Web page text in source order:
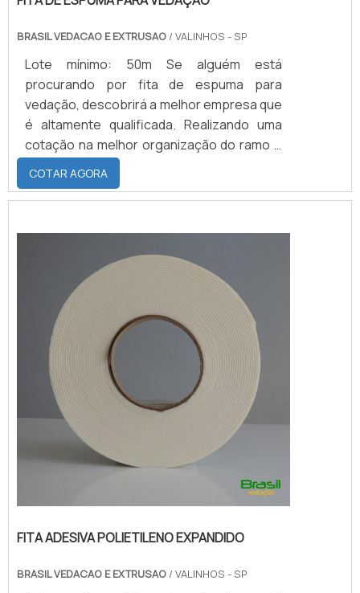
BRASIL VEDACAO E EXTRUSAO / VALINHOS - SP
Lote mínimo: 50m Se alguém está
procurando por fita de espuma para
vedação, descobrirá a melhor empresa que
é altamente qualificada. Realizando uma
cotação na melhor organização do ramo e
descobrindo a maior referência de
qualidade da área de atuação.MAIS SOBRE
FITA DE ESPUMA PARA VEDAÇÃOQuem
encontrar o site da Brasil Vedação. É
possível encontrar borrachas fabri...
COTAR AGORA
FITA ADESIVA POLIETILENO EXPANDIDO
BRASIL VEDACAO E EXTRUSAO / VALINHOS - SP